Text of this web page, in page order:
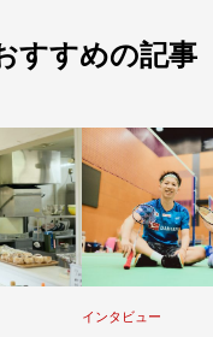
すすめの記事
インタビュー